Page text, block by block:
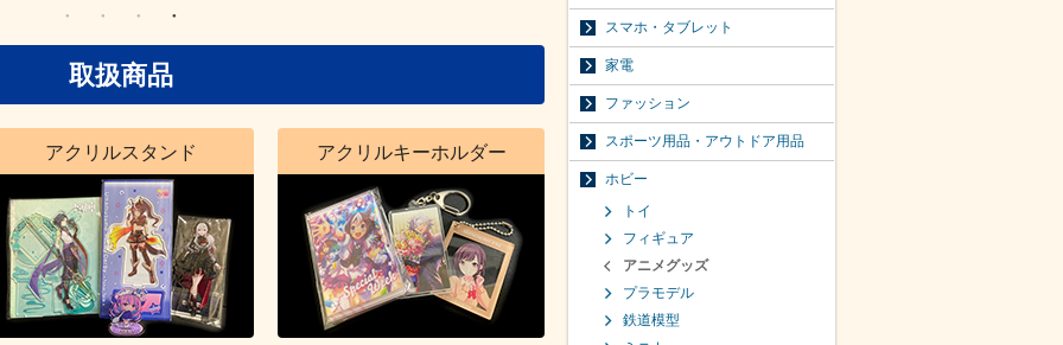
スマホ・タブレット
家電
ファッション
スポーツ用品・アウトドア用品
ホビー
トイ
フィギュア
アニメグッズ
プラモデル
鉄道模型
取扱商品
アクリルスタンド アクリルキーホルダー